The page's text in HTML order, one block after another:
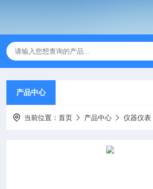
产品中心
当前位置：首页 产品中心 仪器仪表